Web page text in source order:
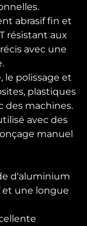
abrasif fin et
résistant aux
avec une
le polissage et
plastiques
des machines.
avec des
manuel
d'aluminium
et une longue